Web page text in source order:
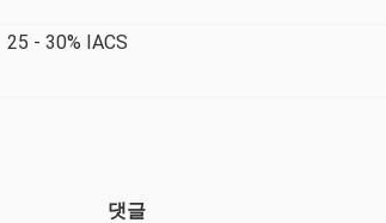
25 - 30% IACS
댓글